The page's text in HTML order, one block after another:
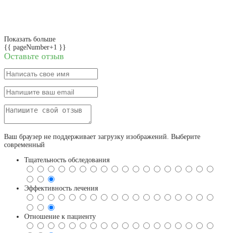
Показать больше
{{ pageNumber+1 }}
Оставьте отзыв
Ваш браузер не поддерживает загрузку изображений. Выберите
современный
Тщательность обследования
Эффективность лечения
Отношение к пациенту